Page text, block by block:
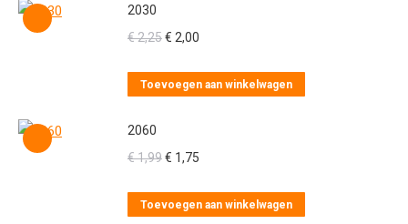
2030
€2,25Oorspronkelijke
was:
€ 2,00
is:
Toevoegen aan winkelwagen
2060
€1,99Oorspronkelijke
was:
€ 1,75
is:
Toevoegen aan winkelwagen